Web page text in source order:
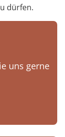
dürfen.
uns gerne